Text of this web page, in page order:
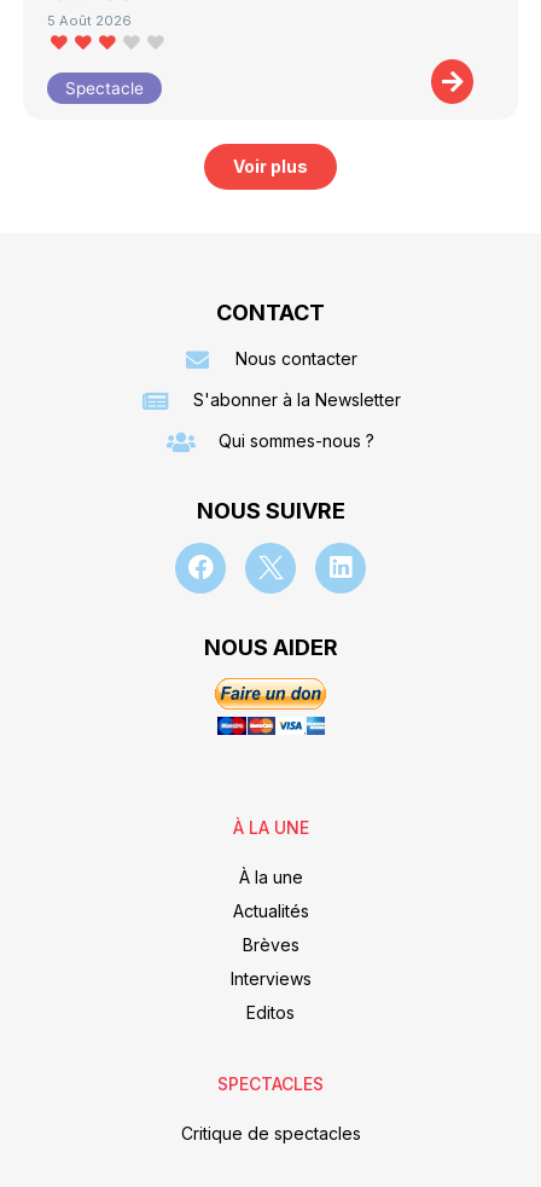
5 Août 2026
Spectacle
Voir plus
CONTACT
Nous contacter
S'abonner à la Newsletter
Qui sommes-nous ?
NOUS SUIVRE
NOUS AIDER
À LA UNE
À la une
Actualités
Brèves
Interviews
Editos
SPECTACLES
Critique de spectacles